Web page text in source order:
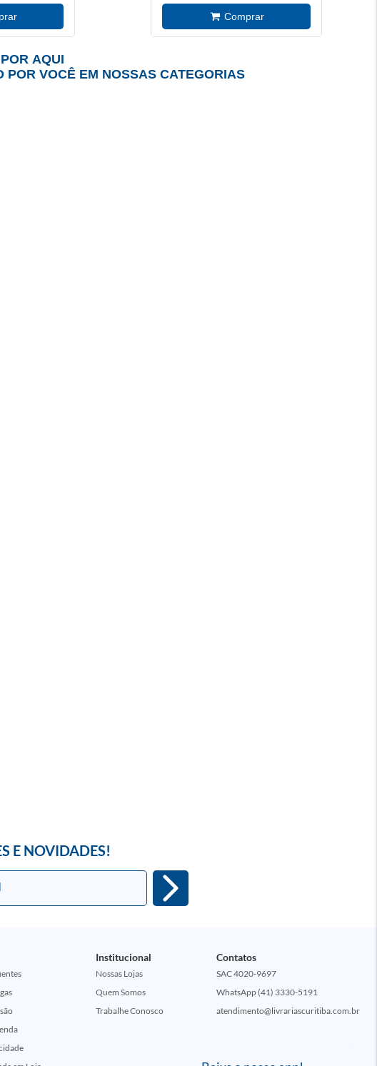
AQUI
VOCÊ EM NOSSAS CATEGORIAS
E NOVIDADES!
Institucional
Nossas Lojas
Quem Somos
Trabalhe Conosco
Contatos
SAC 4020-9697
WhatsApp (41) 3330-5191
atendimento@livrariascuritiba.com.br